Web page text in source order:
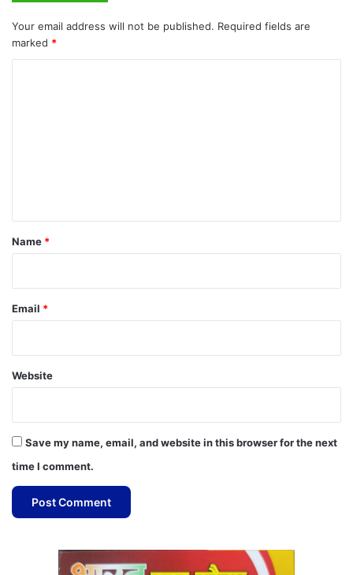
Your email address will not be published. Required fields are
marked *
*
Name *
Email *
Website
Save my name, email, and website in this browser for the next
time I comment.